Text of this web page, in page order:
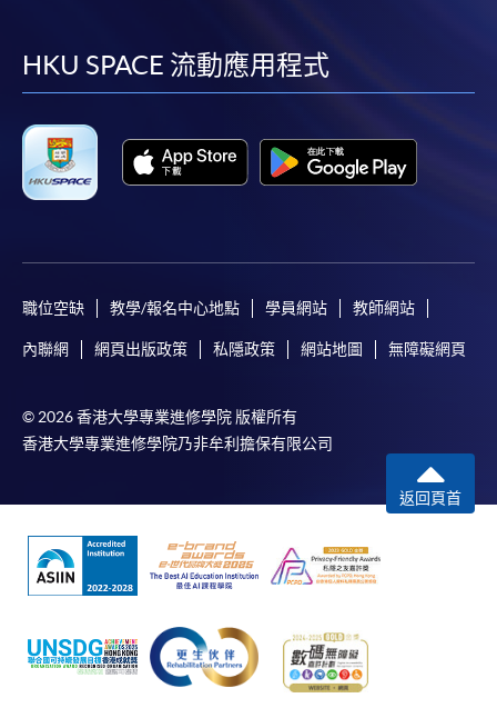
facebook
youtube
linkedin
HKU SPACE 流動應用程式
職位空缺 教學/報名中心地點 學員網站 教師網站
內聯網 網頁出版政策 私隱政策 網站地圖 無障礙網頁
© 2026 香港大學專業進修學院 版權所有
香港大學專業進修學院乃非牟利擔保有限公司
返回頁首